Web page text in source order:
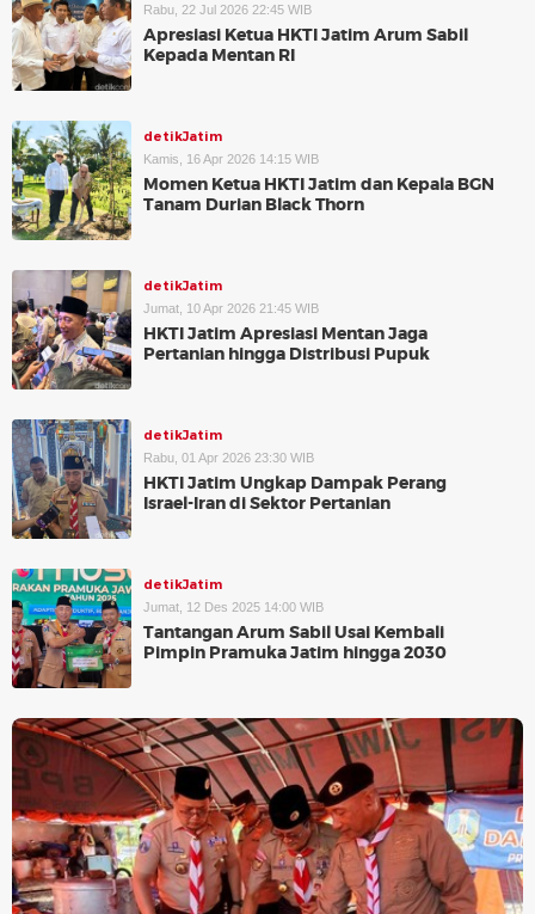
Rabu, 22 Jul 2026 22:45 WIB
Apresiasi Ketua HKTI Jatim Arum Sabil
Kepada Mentan RI
detikJatim
Kamis, 16 Apr 2026 14:15 WIB
Momen Ketua HKTI Jatim dan Kepala BGN
Tanam Durian Black Thorn
detikJatim
Jumat, 10 Apr 2026 21:45 WIB
HKTI Jatim Apresiasi Mentan Jaga
Pertanian hingga Distribusi Pupuk
detikJatim
Rabu, 01 Apr 2026 23:30 WIB
HKTI Jatim Ungkap Dampak Perang
Israel-Iran di Sektor Pertanian
detikJatim
Jumat, 12 Des 2025 14:00 WIB
Tantangan Arum Sabil Usai Kembali
Pimpin Pramuka Jatim hingga 2030